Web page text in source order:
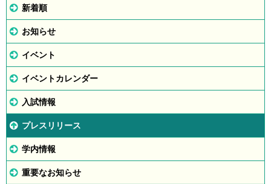
新着順
お知らせ
イベント
イベントカレンダー
入試情報
プレスリリース
学内情報
重要なお知らせ